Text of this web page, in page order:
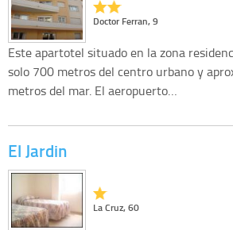
Doctor Ferran, 9
Este apartotel situado en la zona
solo 700 metros del centro urbano y
metros del mar. El aeropuerto…
El Jardin
La Cruz, 60